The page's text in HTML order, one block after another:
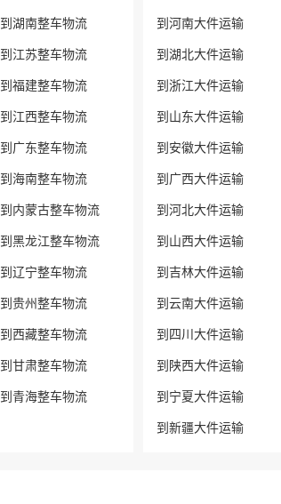
到湖南整车物流
到江苏整车物流
到福建整车物流
到江西整车物流
到广东整车物流
到海南整车物流
到内蒙古整车物流
到黑龙江整车物流
到辽宁整车物流
到贵州整车物流
到西藏整车物流
到甘肃整车物流
到青海整车物流
到河南大件运输
到湖北大件运输
到浙江大件运输
到山东大件运输
到安徽大件运输
到广西大件运输
到河北大件运输
到山西大件运输
到吉林大件运输
到云南大件运输
到四川大件运输
到陕西大件运输
到宁夏大件运输
到新疆大件运输